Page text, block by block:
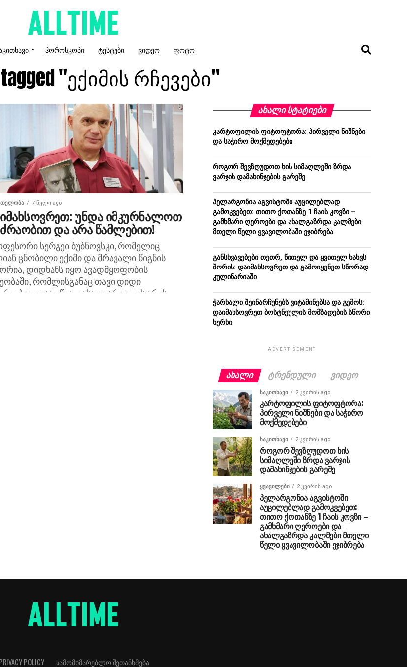
ᲰᲝᲠᲝᲡᲙᲝᲞᲘ ᲢᲔᲡᲢᲔᲑᲘ ᲕᲘᲓᲔᲝ ᲤᲝᲢᲝ
"ექიმის რჩევები"
7 წელი ago
უნდა იმკურნალოთ
და არა წამლებით!
სერგეი ბუბნოვსკი, რომელიც
ცნობილი ექიმი და მრავალი წიგნის
დიდხანს იყო ავადმყოფობის
რომლისგანაც თავი დიდი
დააღწია. გასაოცარი კი ის არის,
ᲐᲮᲐᲚᲘ ᲡᲢᲐᲢᲘᲔᲑᲘ
კარტოფილის ფიტოფტორა: პირველი ნიშნები
და საჭირო მოქმედებები
როგორ შევზღუდოთ ხის სიმაღლეში ზრდა
ვარჯის დამახინჯების გარეშე
პელარგონია აგვისტოში აუცილებლად
გამოკვებეთ: თითო ქოთანზე 1 ჩაის კოვზი –
გამხმარი ღეროები და ახალგაზრდა კალმები
მთელი წელი ყვავილობაში ეჯიბრება
განსხვავებები თეთრ, წითელ და ყვითელ ხახვს
შორის: დაიმახსოვრეთ და გამოიყენეთ სწორად
კულინარიაში
ჭარხალი შეინარჩუნებს ვიტამინებსა და გემოს:
დაიმახსოვრეთ ბოსტნეულის მომზადების სწორი
ხერხი
ADVERTISEMENT
ᲐᲮᲐᲚᲘ ᲢᲠᲔᲜᲓᲣᲚᲘ ᲕᲘᲓᲔᲝ
ᲡᲐᲙᲘᲗᲮᲐᲕᲘ 2 კვირის ago
კარტოფილის ფიტოფტორა:
პირველი ნიშნები და საჭირო
მოქმედებები
ᲡᲐᲙᲘᲗᲮᲐᲕᲘ 2 კვირის ago
როგორ შევზღუდოთ ხის
სიმაღლეში ზრდა ვარჯის
დამახინჯების გარეშე
ᲧᲕᲐᲕᲘᲚᲔᲑᲘ 2 კვირის ago
პელარგონია აგვისტოში
აუცილებლად გამოკვებეთ:
თითო ქოთანზე 1 ჩაის კოვზი –
გამხმარი ღეროები და
ახალგაზრდა კალმები მთელი
წელი ყვავილობაში ეჯიბრება
PRIVACY POLICY ᲡᲐᲛᲝᲛᲮᲛᲐᲠᲔᲑᲚᲝ ᲨᲔᲗᲐᲜᲮᲛᲔᲑᲐ